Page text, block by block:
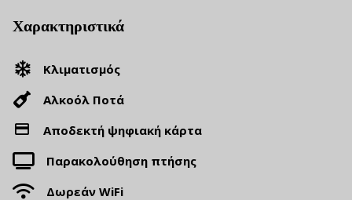
Χαρακτηριστικά
Κλιματισμός
Αλκοόλ Ποτά
Αποδεκτή ψηφιακή κάρτα
Παρακολούθηση πτήσης
Δωρεάν WiFi